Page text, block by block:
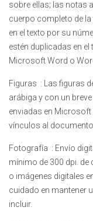
sobre ellas; las notas
cuerpo completo de
en el texto por su
estén duplicadas en el
Microsoft Word o
Figuras : Las figuras
arábiga y con un
enviadas en
vínculos al
Fotografía : Envío
mínimo de 300 dpi.
o imágenes digitales
cuidado en mantener
incluir.